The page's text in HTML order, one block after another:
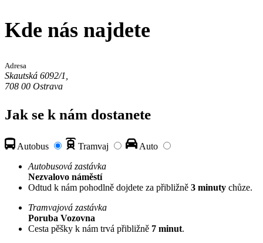
Kde nás najdete
Adresa
Skautská 6092/1,
708 00 Ostrava
Jak se k nám dostanete
Autobus Tramvaj
Auto
Autobusová zastávka
Nezvalovo náměstí
Odtud k nám pohodlně dojdete za přibližně 3 minuty chůze.
Tramvajová zastávka
Poruba Vozovna
Cesta pěšky k nám trvá přibližně 7 minut.